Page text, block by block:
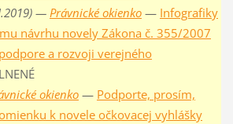
— Právnické okienko— Infografiky
návrhu novely Zákona č. 355/2007
a rozvoji verejného
okienko— Podporte, prosím,
k novele očkovacej vyhlášky